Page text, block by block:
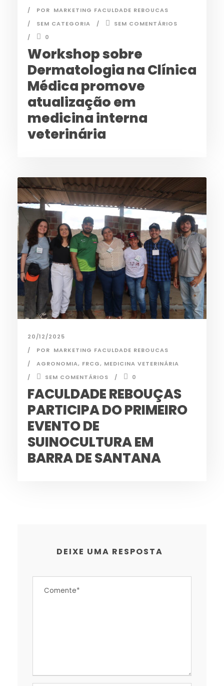
POR MARKETING FACULDADE REBOUCAS
SEM CATEGORIA
SEM COMENTÁRIOS
0
Workshop sobre
Dermatologia na Clínica
Médica promove
atualização em
medicina interna
veterinária
20/12/2025
POR MARKETING FACULDADE REBOUCAS
AGRONOMIA, FRCG, MEDICINA VETERINÁRIA
SEM COMENTÁRIOS
0
FACULDADE REBOUÇAS
PARTICIPA DO PRIMEIRO
EVENTO DE
SUINOCULTURA EM
BARRA DE SANTANA
DEIXE UMA RESPOSTA